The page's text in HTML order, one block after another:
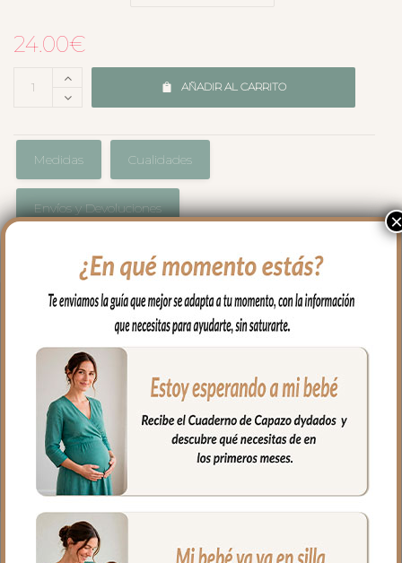
24.00€
AÑADIR AL CARRITO
Medidas Cualidades
Envíos y Devoluciones
Babero bandana en tejido de algodón,
perfecta para tu bebé cuando comienza
con la dentición.
Por la parte de atrás rizo de algodón.
**Puedes lavar tu bandana a mano o en
lavadora, siempre agua fría, jabones no
abrasivos y secado al natural.
×